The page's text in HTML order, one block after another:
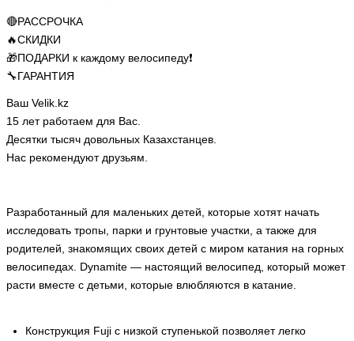
🔴РАССРОЧКА
🔥СКИДКИ
🎁ПОДАРКИ к каждому велосипеду❗
🔧ГАРАНТИЯ
Ваш Velik.kz
15 лет работаем для Вас.
Десятки тысяч довольных Казахстанцев.
Нас рекомендуют друзьям.
Разработанный для маленьких детей, которые хотят начать
исследовать тропы, парки и грунтовые участки, а также для
родителей, знакомящих своих детей с миром катания на горных
велосипедах. Dynamite — настоящий велосипед, который может
расти вместе с детьми, которые влюбляются в катание.
Конструкция Fuji с низкой ступенькой позволяет легко